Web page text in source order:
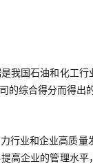
我国石油和化工
的综合得分而得
行业和企业高质
高企业的管理水